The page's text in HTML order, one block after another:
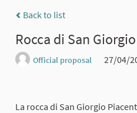
Back to list
Rocca di San Giorgio
Official proposal
27/04/
La rocca di San Giorgio